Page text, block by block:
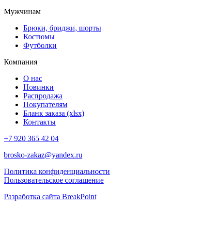
Мужчинам
Брюки, бриджи, шорты
Костюмы
Футболки
Компания
О нас
Новинки
Распродажа
Покупателям
Бланк заказа (xlsx)
Контакты
+7 920 365 42 04
brosko-zakaz@yandex.ru
Политика конфиденциальности
Пользовательское соглашение
Разработка сайта BreakPoint